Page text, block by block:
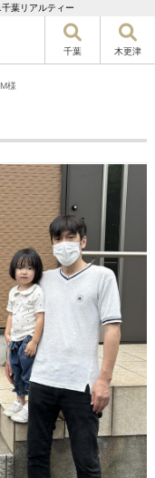
葉リアルティー
千葉 木更津
様